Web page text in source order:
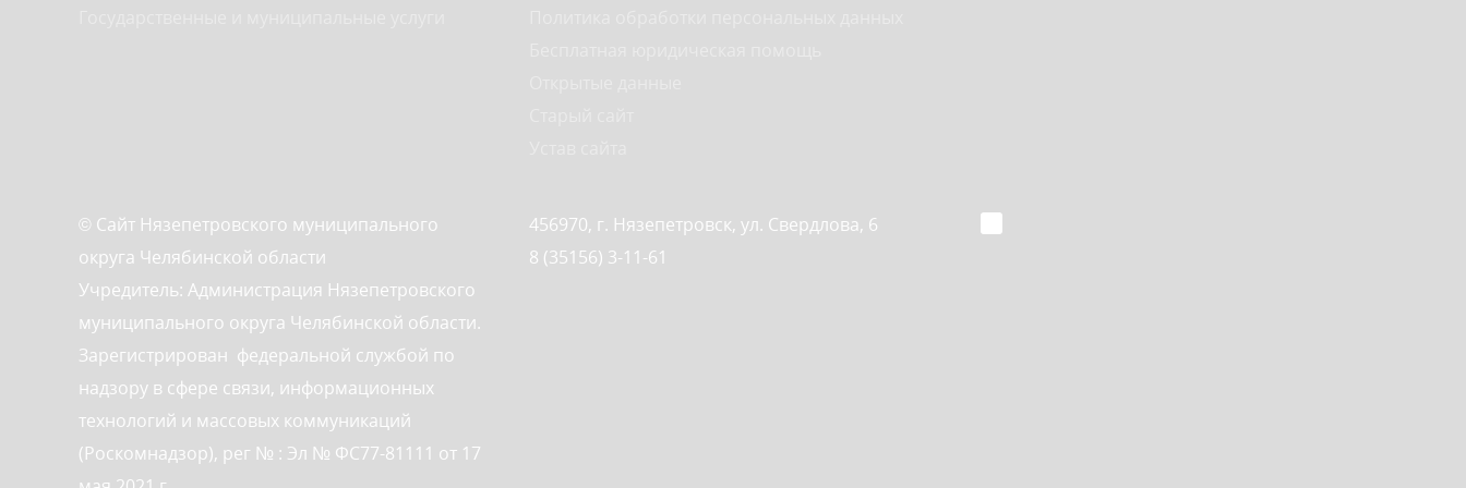
© Сайт Нязепетровского муниципального
округа Челябинской области
Учредитель: Администрация Нязепетровского
муниципального округа Челябинской области.
Зарегистрирован федеральной службой по
надзору в сфере связи, информационных
технологий и массовых коммуникаций
(Роскомнадзор), рег № : Эл № ФС77-81111 от 17
456970, г. Нязепетровск, ул. Свердлова, 6
8 (35156) 3-11-61